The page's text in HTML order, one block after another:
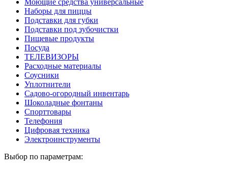
Наборы для пиццы
Подставки для губки
Подставки под зубочистки
Пищевые продукты
Посуда
ТЕЛЕВИЗОРЫ
Расходные материалы
Соусники
Уплотнители
Садово-огородный инвентарь
Шоколадные фонтаны
Спорттовары
Телефония
Цифровая техника
Электроинструменты
Выбор по параметрам: